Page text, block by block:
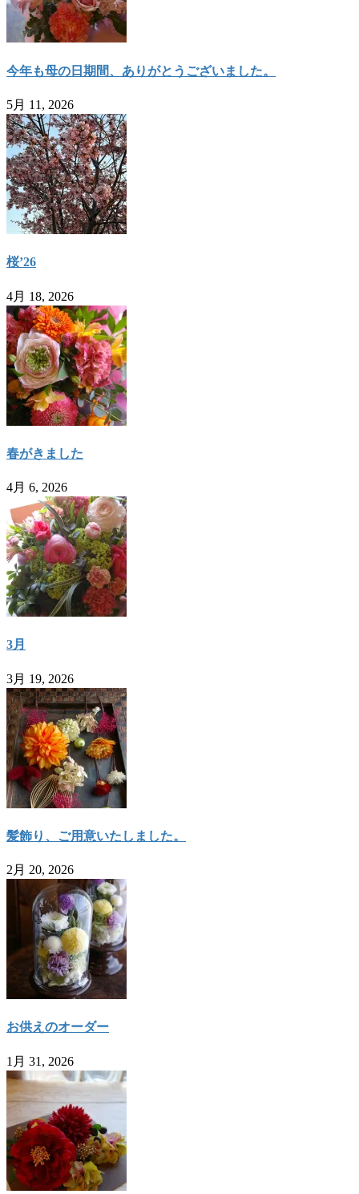
今年も母の日期間、ありがとうございました。
5月 11, 2026
桜’26
4月 18, 2026
春がきました
4月 6, 2026
3月
3月 19, 2026
髪飾り、ご用意いたしました。
2月 20, 2026
お供えのオーダー
1月 31, 2026